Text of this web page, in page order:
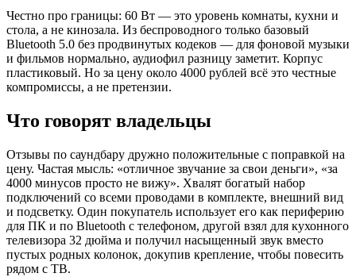
Честно про границы: 60 Вт — это уровень комнаты, кухни и
стола, а не кинозала. Из беспроводного только базовый
Bluetooth 5.0 без продвинутых кодеков — для фоновой музыки
и фильмов нормально, аудиофил разницу заметит. Корпус
пластиковый. Но за цену около 4000 рублей всё это честные
компромиссы, а не претензии.
Что говорят владельцы
Отзывы по саундбару дружно положительные с поправкой на
цену. Частая мысль: «отличное звучание за свои деньги», «за
4000 минусов просто не вижу». Хвалят богатый набор
подключений со всеми проводами в комплекте, внешний вид
и подсветку. Один покупатель использует его как периферию
для ПК и по Bluetooth с телефоном, другой взял для кухонного
телевизора 32 дюйма и получил насыщенный звук вместо
пустых родных колонок, докупив крепление, чтобы повесить
рядом с ТВ.